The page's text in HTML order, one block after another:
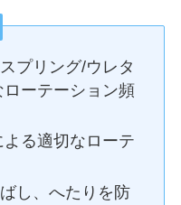
プリング/ウレタ
ーテーション頻
る適切なローテ
し、へたりを防